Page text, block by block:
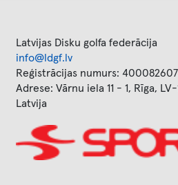
Latvijas Disku golfa federācija
info@ldgf.lv
Reģistrācijas numurs:
Adrese: Vārnu iela 11 - 1, Rīga,
Latvija
Image